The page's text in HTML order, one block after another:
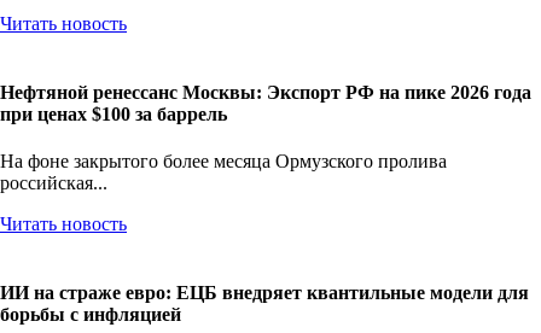
Читать новость
Нефтяной ренессанс Москвы: Экспорт РФ на пике 2026 года
при ценах $100 за баррель
На фоне закрытого более месяца Ормузского пролива
российская...
Читать новость
ИИ на страже евро: ЕЦБ внедряет квантильные модели для
борьбы с инфляцией